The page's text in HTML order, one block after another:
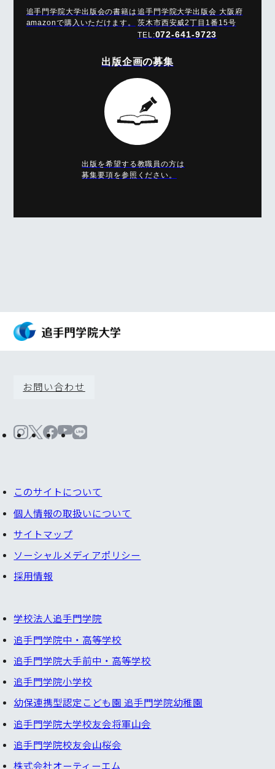
追手門学院大学出版会の​書籍は
amazonで購入いただけます。
追手門学院大学出版会 大阪府
茨木市西安威2丁目1番15号
TEL:072-641-9723
出版企画の募集
出版を希望する教職員の方は
募集要項を参照ください。
お問い合わせ
このサイトについて
個⼈情報の取扱いについて
サイトマップ
ソーシャルメディアポリシー
採⽤情報
学校法人追手門学院
追手門学院中・高等学校
追手門学院大手前中・高等学校
追手門学院小学校
幼保連携型認定こども園 追手門学院幼稚園
追手門学院大学校友会将軍山会
追手門学院校友会山桜会
株式会社オーティーエム